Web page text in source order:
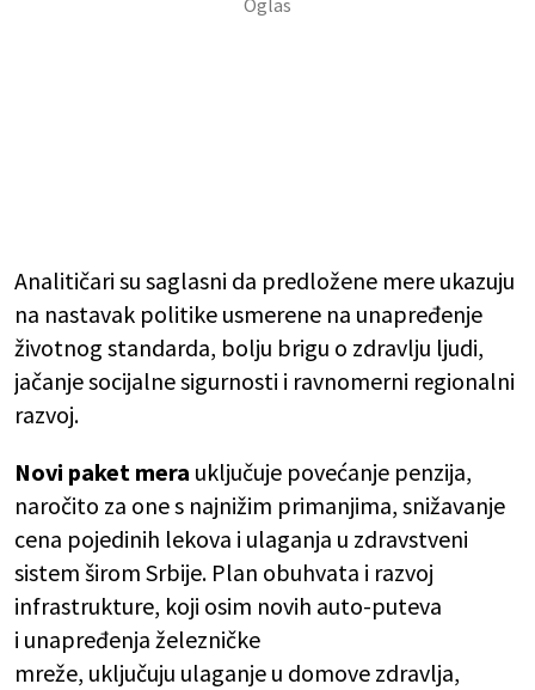
Analitičari su saglasni da predložene mere ukazuju
na nastavak politike usmerene na unapređenje
životnog standarda, bolju brigu o zdravlju ljudi,
jačanje socijalne sigurnosti i ravnomerni regionalni
razvoj.
Novi paket mera uključuje povećanje penzija,
naročito za one s najnižim primanjima, snižavanje
cena pojedinih lekova i ulaganja u zdravstveni
sistem širom Srbije. Plan obuhvata i razvoj
infrastrukture, koji osim novih auto-puteva
i unapređenja železničke
mreže, uključuju ulaganje u domove zdravlja,